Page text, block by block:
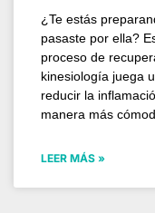
¿Te estás
pasaste por ella?
proceso de
kinesiología juega
reducir la
manera más
LEER MÁS »